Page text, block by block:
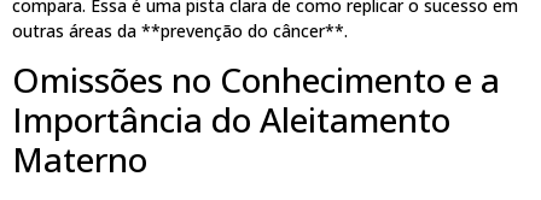
compara. Essa é uma pista clara de como replicar o sucesso em
outras áreas da **prevenção do câncer**.
Omissões no Conhecimento e a
Importância do Aleitamento
Materno